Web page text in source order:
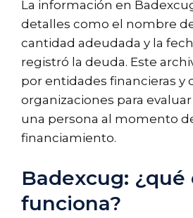
La información en
detalles como el nombre
cantidad adeudada y la
registró la deuda. Este
por entidades financieras y
organizaciones para
una persona al momento
financiamiento.
Badexcug: ¿qué
funciona?